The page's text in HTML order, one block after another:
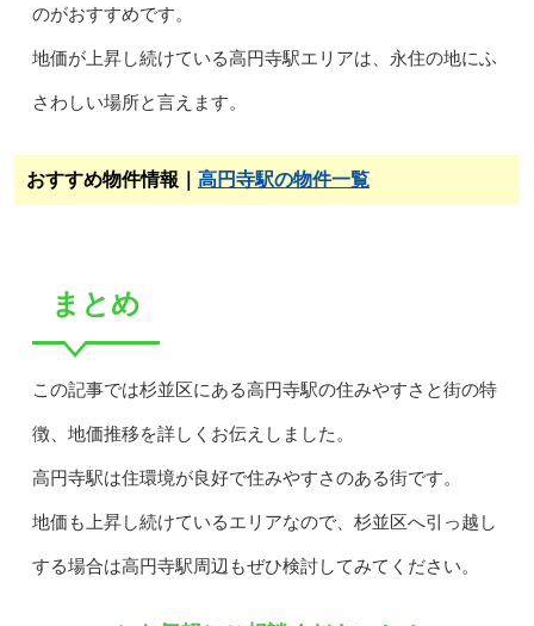
のがおすすめです。
地価が上昇し続けている高円寺駅エリアは、永住の地にふ
さわしい場所と言えます。
おすすめ物件情報｜ 高円寺駅の物件一覧
まとめ
この記事では杉並区にある高円寺駅の住みやすさと街の特
徴、地価推移を詳しくお伝えしました。
高円寺駅は住環境が良好で住みやすさのある街です。
地価も上昇し続けているエリアなので、杉並区へ引っ越し
する場合は高円寺駅周辺もぜひ検討してみてください。